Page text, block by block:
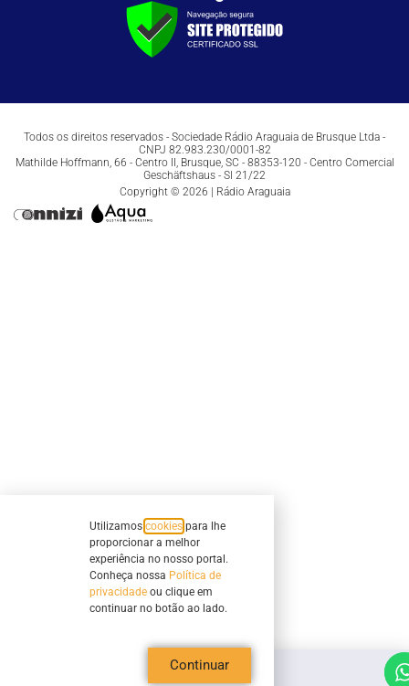
Todos os direitos reservados - Sociedade Rádio Araguaia de Brusque Ltda -
CNPJ 82.983.230/0001-82
Mathilde Hoffmann, 66 - Centro II, Brusque, SC - 88353-120 - Centro Comercial
Geschäftshaus - Sl 21/22
Copyright © 2026 | Rádio Araguaia
Utilizamos cookies para lhe
proporcionar a melhor
experiência no nosso portal.
Conheça nossa Política de
privacidade ou clique em
continuar no botão ao lado.
Continuar